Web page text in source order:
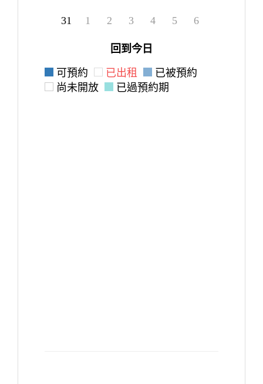
31 1 2 3 4 5 6
回到今日
可預約 已出租
已被預約
尚未開放
已過預約期